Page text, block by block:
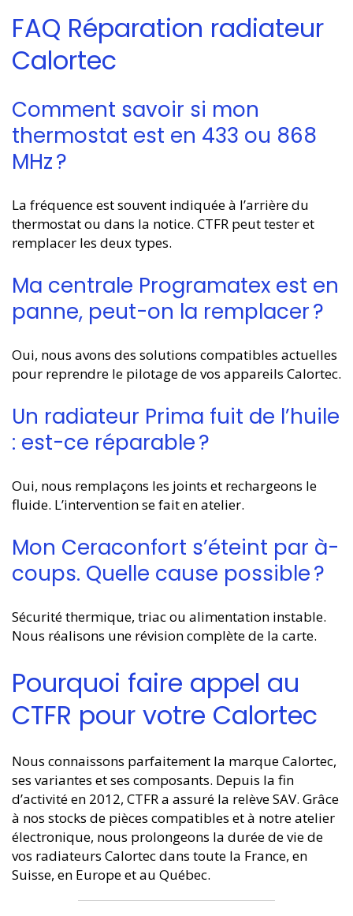
FAQ Réparation radiateur
Calortec
Comment savoir si mon
thermostat est en 433 ou 868
MHz ?
La fréquence est souvent indiquée à l’arrière du
thermostat ou dans la notice. CTFR peut tester et
remplacer les deux types.
Ma centrale Programatex est en
panne, peut-on la remplacer ?
Oui, nous avons des solutions compatibles actuelles
pour reprendre le pilotage de vos appareils Calortec.
Un radiateur Prima fuit de l’huile
: est-ce réparable ?
Oui, nous remplaçons les joints et rechargeons le
fluide. L’intervention se fait en atelier.
Mon Ceraconfort s’éteint par à-
coups. Quelle cause possible ?
Sécurité thermique, triac ou alimentation instable.
Nous réalisons une révision complète de la carte.
Pourquoi faire appel au
CTFR pour votre Calortec
Nous connaissons parfaitement la marque Calortec,
ses variantes et ses composants. Depuis la fin
d’activité en 2012, CTFR a assuré la relève SAV. Grâce
à nos stocks de pièces compatibles et à notre atelier
électronique, nous prolongeons la durée de vie de
vos radiateurs Calortec dans toute la France, en
Suisse, en Europe et au Québec.